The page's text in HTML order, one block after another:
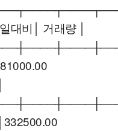
대비│ 거래량 │